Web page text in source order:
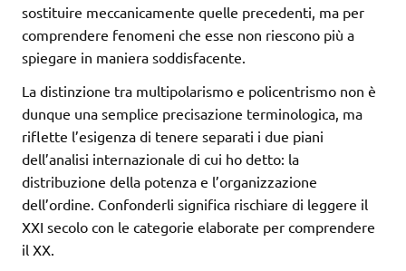
sostituire meccanicamente quelle precedenti, ma per
comprendere fenomeni che esse non riescono più a
spiegare in maniera soddisfacente.
La distinzione tra multipolarismo e policentrismo non è
dunque una semplice precisazione terminologica, ma
riflette l’esigenza di tenere separati i due piani
dell’analisi internazionale di cui ho detto: la
distribuzione della potenza e l’organizzazione
dell’ordine. Confonderli significa rischiare di leggere il
XXI secolo con le categorie elaborate per comprendere
il XX.